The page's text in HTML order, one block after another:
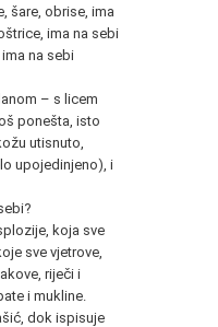
šare, obrise, ima
ima na sebi
na sebi
– s licem
ponešta, isto
utisnuto,
upojedinjeno), i
koja sve
sve vjetrove,
riječi i
i mukline.
dok ispisuje